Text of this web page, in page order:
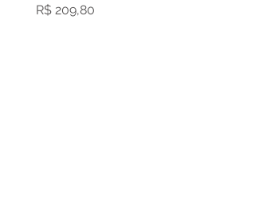
Preço
R$ 209,80